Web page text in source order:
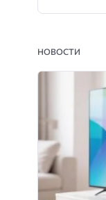
НОВОСТИ